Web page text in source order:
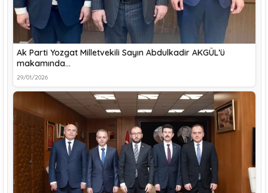
Ak Parti Yozgat Milletvekili Sayın Abdulkadir AKGÜL’ü
makamında…
29/01/2026